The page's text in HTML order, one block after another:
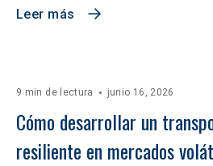
Leer más
9 min de lectura junio 16, 2026
Cómo desarrollar un
resiliente en mercados